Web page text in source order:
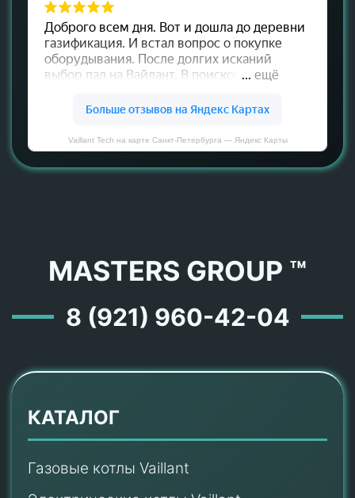
Vaillant Tech на карте Санкт‑Петербурга — Яндекс Карты
MASTERS GROUP ™
8 (921) 960-42-04
КАТАЛОГ
Газовые котлы Vaillant